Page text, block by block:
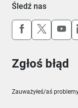
Śledź nas
Uwaga,
Zgłoś błąd
Zauważyłeś/aś